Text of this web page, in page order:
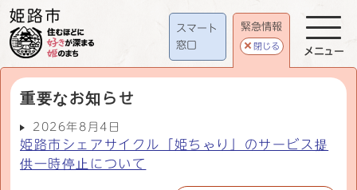
スマート
窓口
緊急情報
閉じる
重要なお知らせ
2026年8月4日
姫路市シェアサイクル「姫ちゃり」のサービス提
供一時停止について
メニュー